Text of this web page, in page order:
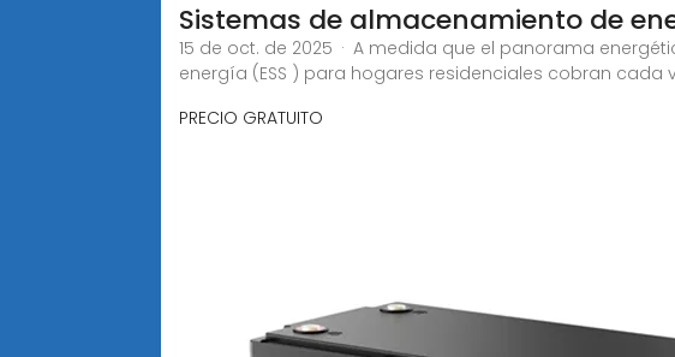
Sistemas de almacenamiento de
15 de oct. de 2025 · A medida que el panorama
energía (ESS ) para hogares residenciales cobran cada
PRECIO GRATUITO